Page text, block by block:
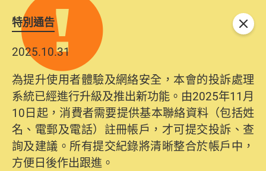
特別通告
2025.10.31
為提升使用者體驗及網絡安全，本會的投訴處理
系統已經進行升級及推出新功能。由2025年11月
10日起，消費者需要提供基本聯絡資料（包括姓
名、電郵及電話）註冊帳戶，才可提交投訴、查
詢及建議。所有提交紀錄將清晰整合於帳戶中，
方便日後作出跟進。
關閉